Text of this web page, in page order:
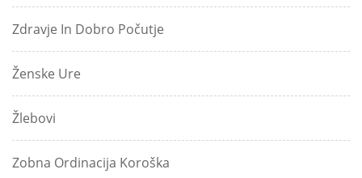
Zdravje In Dobro Počutje
Ženske Ure
Žlebovi
Zobna Ordinacija Koroška